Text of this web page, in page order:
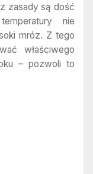
zasady są dość
nie
mróz. Z tego
właściwego
– pozwoli to